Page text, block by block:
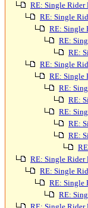
RE: Single Rider
RE: Single
RE: Single
RE:
RE:
RE: Single
RE: Single
RE:
RE:
RE:
RE:
RE:
RE: Single Rider
RE: Single
RE: Single
RE: